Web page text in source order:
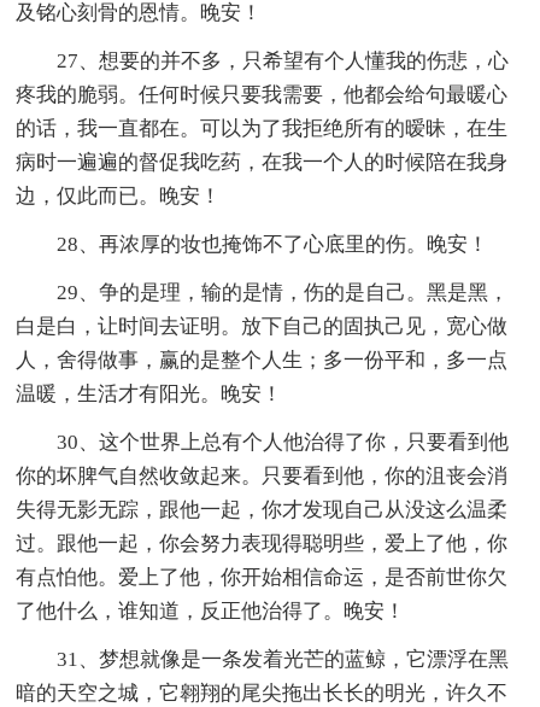
及铭心刻骨的恩情。晚安！
27、想要的并不多，只希望有个人懂我的伤悲，心
疼我的脆弱。任何时候只要我需要，他都会给句最暖心
的话，我一直都在。可以为了我拒绝所有的暧昧，在生
病时一遍遍的督促我吃药，在我一个人的时候陪在我身
边，仅此而已。晚安！
28、再浓厚的妆也掩饰不了心底里的伤。晚安！
29、争的是理，输的是情，伤的是自己。黑是黑，
白是白，让时间去证明。放下自己的固执己见，宽心做
人，舍得做事，赢的是整个人生；多一份平和，多一点
温暖，生活才有阳光。晚安！
30、这个世界上总有个人他治得了你，只要看到他
你的坏脾气自然收敛起来。只要看到他，你的沮丧会消
失得无影无踪，跟他一起，你才发现自己从没这么温柔
过。跟他一起，你会努力表现得聪明些，爱上了他，你
有点怕他。爱上了他，你开始相信命运，是否前世你欠
了他什么，谁知道，反正他治得了。晚安！
31、梦想就像是一条发着光芒的蓝鲸，它漂浮在黑
暗的天空之城，它翱翔的尾尖拖出长长的明光，许久不